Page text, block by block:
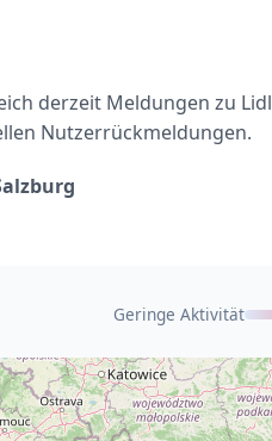
derzeit Meldungen zu Lidl
Nutzerrückmeldungen.
Geringe Aktivität